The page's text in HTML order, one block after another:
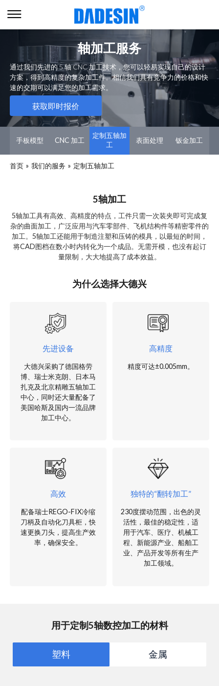
轴加工服务
通过我们先进的 5 轴 CNC 加工技术，您可以轻易实现自己的设计
方案，得到高精度的复杂加工件。相信我们具有竞争力的价格和快
速的交期可以满足您的加工需求。
获取即时报价
手板模型 CNC 加工
定制五轴加
工
表面处理 钣金加工
首页 » 我们的服务 » 定制五轴加工
5轴加工
5轴加工具有高效、高精度的特点，工件只需一次装夹即可完成复
杂的曲面加工，广泛应用与汽车零部件、飞机结构件等精密零件的
加工。5轴加工还能用于制造注塑和压铸的模具，以最短的时间，
将CAD图档在数小时内转化为一个成品。无需开模，也没有起订
量限制，大大地提高了成本效益。
为什么选择大德兴
先进设备
大德兴采购了德国格劳
博、瑞士米克朗、日本马
扎克及北京精雕五轴加工
中心，同时还大量配备了
美国哈斯及国内一流品牌
加工中心。
高精度
精度可达±0.005mm。
高效
配备瑞士REGO-FIX冷缩
刀柄及自动化刀具柜，快
速更换刀头，提高生产效
率，确保安全。
独特的“翻转加工”
230度摆动范围，出色的灵
活性，最佳的稳定性，适
用于汽车、医疗、机械工
程、新能源产业、船舶工
业、产品开发等所有生产
加工领域。
用于定制5轴数控加工的材料
塑料 金属